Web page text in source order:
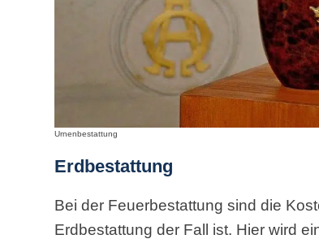
Urnenbestattung
Erdbestattung
Bei der Feuerbestattung sind die
Erdbestattung der Fall ist. Hier wird